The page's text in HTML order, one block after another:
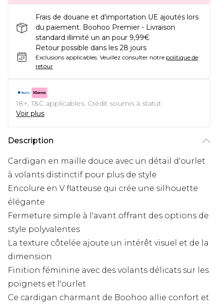
Frais de douane et d’importation UE ajoutés lors
du paiement. Boohoo Premier - Livraison
standard illimité un an pour 9,99€
Retour possible dans les 28 jours
Exclusions applicables. Veuillez consulter notre politique de
retour
18+, T&C applicables. Crédit soumis à statut
Voir plus
Description
Cardigan en maille douce avec un détail d'ourlet
à volants distinctif pour plus de style
Encolure en V flatteuse qui crée une silhouette
élégante
Fermeture simple à l'avant offrant des options de
style polyvalentes
La texture côtelée ajoute un intérêt visuel et de la
dimension
Finition féminine avec des volants délicats sur les
poignets et l'ourlet
Ce cardigan charmant de Boohoo allie confort et